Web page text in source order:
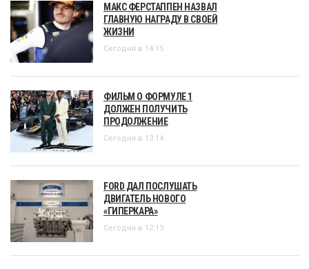
МАКС ФЕРСТАППЕН НАЗВАЛ
ГЛАВНУЮ НАГРАДУ В СВОЕЙ
ЖИЗНИ
Сегодня в 14:15
ФИЛЬМ О ФОРМУЛЕ 1
ДОЛЖЕН ПОЛУЧИТЬ
ПРОДОЛЖЕНИЕ
Сегодня в 13:14
FORD ДАЛ ПОСЛУШАТЬ
ДВИГАТЕЛЬ НОВОГО
«ГИПЕРКАРА»
Сегодня в 12:13